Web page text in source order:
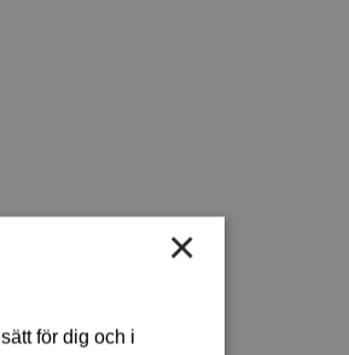
×
för dig och i